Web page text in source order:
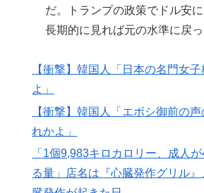
だ。トランプの政策でドル安
長期的に見れば元の水準に戻っ
【衝撃】韓国人「日本の名門女
よ」
【衝撃】韓国人「エボシ御前の
れかよ」
「1個9,983キロカロリー、成人
る量」店名は『心臓発作グリル